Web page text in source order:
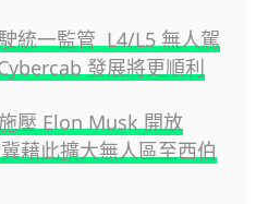
統一監管 L4/L5 無人駕
發展將更順利
壓 Elon Musk 開放
藉此擴大無人區至西伯